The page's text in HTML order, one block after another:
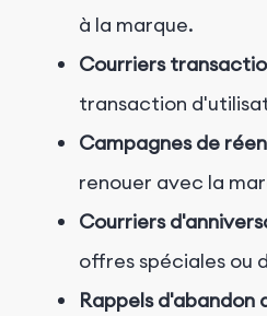
à la marque.
Courriers
transaction
Campagnes de
renouer avec la
Courriers
offres spéciales ou
Rappels d'abandon